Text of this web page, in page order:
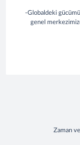
-Globaldeki
genel
Zaman